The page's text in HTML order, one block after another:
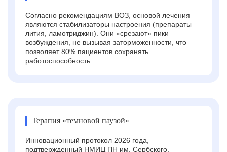
Согласно рекомендациям ВОЗ, основой лечения
являются стабилизаторы настроения (препараты
лития, ламотриджин). Они «срезают» пики
возбуждения, не вызывая заторможенности, что
позволяет 80% пациентов сохранять
работоспособность.
Терапия «темновой паузой»
Инновационный протокол 2026 года,
подтвержденный НМИЦ ПН им. Сербского.